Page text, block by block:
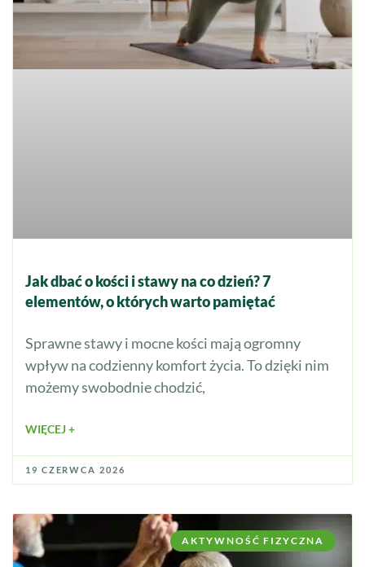
Jak dbać o kości i stawy na co dzień? 7
elementów, o których warto pamiętać
Sprawne stawy i mocne kości mają ogromny
wpływ na codzienny komfort życia. To dzięki nim
możemy swobodnie chodzić,
WIĘCEJ +
19 CZERWCA 2026
AKTYWNOŚĆ FIZYCZNA